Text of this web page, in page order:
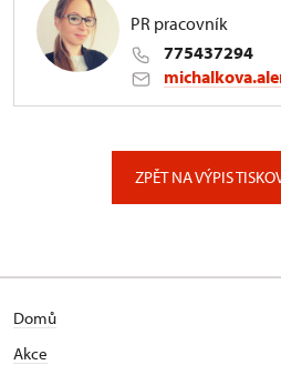
PR pracovník
775437294
ZPĚT NA VÝPIS
Domů
Akce